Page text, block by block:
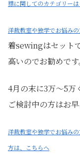
襟に関してのカテゴリーは
洋裁教室や独学でお悩み
着sewingはセット
高いのでお勧めです
4月の末に3万～5万
ご検討中の方はお
洋裁教室や独学でお悩み
方は、こちらへ